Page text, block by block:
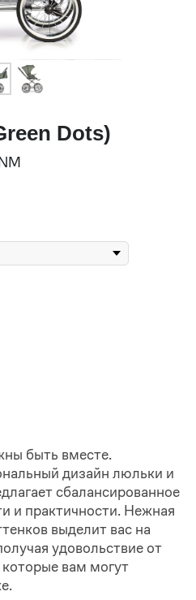
Dots)
быть вместе.
дизайн люльки и
сбалансированное
и практичности. Нежная
выделит вас на
удовольствие от
вам могут